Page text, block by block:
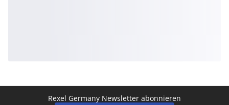
Rexel Germany Newsletter abonnieren